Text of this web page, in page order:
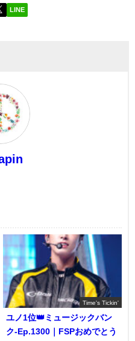
LINE
Time's Tickin'
ユノ1位👑ミュージックバン
ク-Ep.1300｜FSPおめでとう